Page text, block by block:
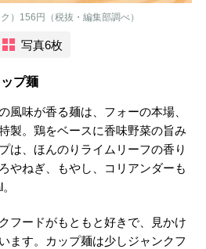
）156円（税抜・編集部調べ）
写真6枚
プ麺
風味が香る麺は、フォーの本場、
製。鶏をベースに香味野菜の旨み
は、ほんのりライムリーフの香り
やねぎ、もやし、コリアンダーも
フードがもともと好きで、見かけ
ます。カップ麺は少しジャンクフ